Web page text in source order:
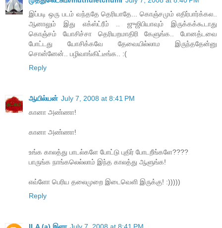
இப்படி ஒரு படம் வந்ததே தெரியாதே... கொஞ்சமும் எதிர்பார்க்கல..
ஆனாலும் இது எக்ஸ்ட்ரீம் .. ஜுஜிபியாவும் இருக்கக்கூடாது
கொஞ்சம் யோசிச்சா தெரியறமாதிரி கேளுங்க.. போனத்டவை
போட்டது யோசிக்கவே தேவையில்லாம இருந்ததேன்னு
சொன்னேன்.. பழிவாங்கிட்டீங்க.. :(
Reply
ஆயில்யன் July 7, 2008 at 8:41 PM
கானா அண்ணா!
கானா அண்ணா!
உங்க காலத்து பாடல்களே போட்டு புதிர் போடறீங்களே????
பாருங்க நாங்கலெல்லாம் இந்த காலத்து ஆளுங்க!
எவ்ளோ பெரிய தலைமுறை இடைவெளி இருக்கு! :)))))
Reply